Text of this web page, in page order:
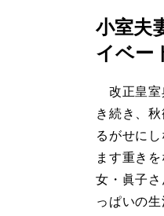
小室夫
イベー
改正皇室
き続き、
るがせに
ます重き
女・眞子
っぱいの